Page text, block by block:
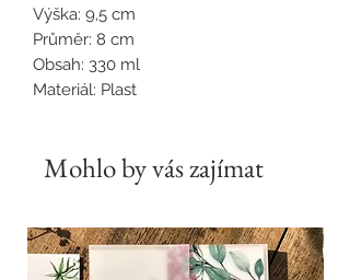
Výška: 9,5 cm
Průměr: 8 cm
Obsah: 330 ml
Materiál: Plast
Mohlo by vás zajímat